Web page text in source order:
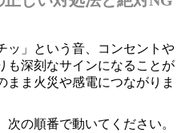
ッ」という音、コンセントや
も深刻なサインになることが
まま火災や感電につながりま
の順番で動いてください。